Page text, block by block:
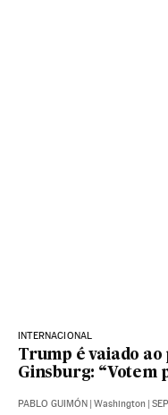
INTERNACIONAL
Trump é vaiado
Ginsburg: “Votem
PABLO GUIMÓN | Washington |